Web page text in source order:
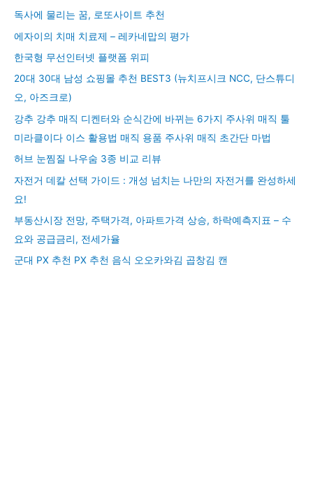
독사에 물리는 꿈, 로또사이트 추천
에자이의 치매 치료제 – 레카네맙의 평가
한국형 무선인터넷 플랫폼 위피
20대 30대 남성 쇼핑몰 추천 BEST3 (뉴치프시크 NCC, 단스튜디
오, 아즈크로)
강추 강추 매직 디켄터와 순식간에 바뀌는 6가지 주사위 매직 툴
미라클이다 이스 활용법 매직 용품 주사위 매직 초간단 마법
허브 눈찜질 나우숨 3종 비교 리뷰
자전거 데칼 선택 가이드 : 개성 넘치는 나만의 자전거를 완성하세
요!
부동산시장 전망, 주택가격, 아파트가격 상승, 하락예측지표 – 수
요와 공급금리, 전세가율
군대 PX 추천 PX 추천 음식 오오카와김 곱창김 캔